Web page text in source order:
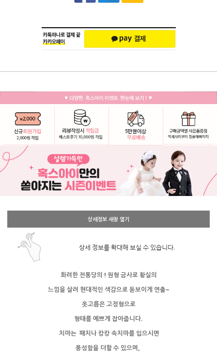
상세정보 새창 열기
상세 정보를 확대해 보실 수 있습니다.
화려한 전통당의 ! 원형 금사로 황실의
느낌을 살려 현대적인 색감으로 돋보이게 연출~
옷고름은 고정형으로
형태를 예쁘게 잡아줍니다.
치마는 패치나캉캉 속치마를 입으시면
풍성함을 더할 수 있으며,